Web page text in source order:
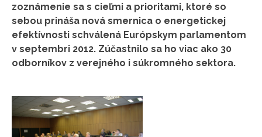
zoznámenie sa s cieľmi a prioritami, ktoré so
sebou prináša nová smernica o energetickej
efektívnosti schválená Európskym parlamentom
v septembri 2012. Zúčastnilo sa ho viac ako 30
odborníkov z verejného i súkromného sektora.